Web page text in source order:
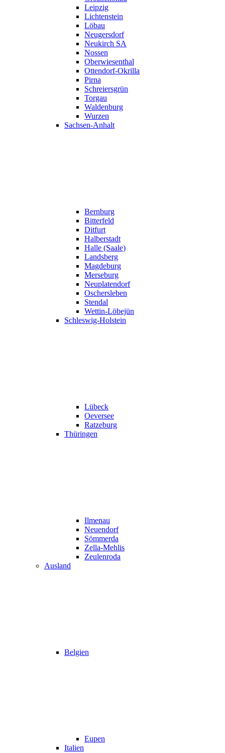
Leipzig
Lichtenstein
Löbau
Neugersdorf
Neukirch SA
Nossen
Oberwiesenthal
Ottendorf-Okrilla
Pirna
Schreiersgrün
Torgau
Waldenburg
Wurzen
Sachsen-Anhalt
Bernburg
Bitterfeld
Ditfurt
Halberstadt
Halle (Saale)
Landsberg
Magdeburg
Merseburg
Neuplatendorf
Oschersleben
Stendal
Wettin-Löbejün
Schleswig-Holstein
Lübeck
Oeversee
Ratzeburg
Thüringen
Ilmenau
Neuendorf
Sömmerda
Zella-Mehlis
Zeulenroda
Ausland
Belgien
Eupen
Italien